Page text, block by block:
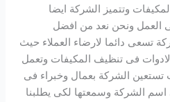
وتتميز الشركة ايضا
العمل ونحن نعد من افضل
تسعى دائما لارضاء العملاء حيث
فى تنظيف المكيفات وتعمل
الشركة بعمال وخبراء فى
الشركة وسمعتها لكى يطلبنا